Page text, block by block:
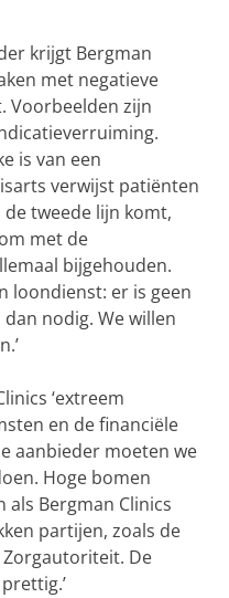
krijgt Bergman
met negatieve
Voorbeelden zijn
is van een
verwijst patiënten
tweede lijn komt,
met de
bijgehouden.
loondienst: er is geen
nodig. We willen
‘extreem
en de financiële
aanbieder moeten we
Hoge bomen
als Bergman Clinics
partijen, zoals de
De